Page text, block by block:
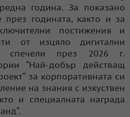
година. За показано
през годината, както и за
постижения и
от изцяло дигитални
спечели през 2026 г.
“Най-добър действащ
за корпоративната си
на знания с изкуствен
и специалната награда